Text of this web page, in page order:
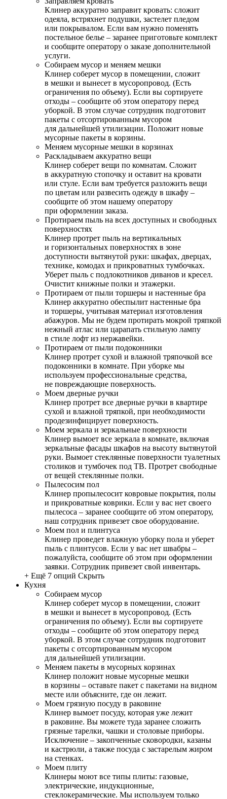
Клинер аккуратно заправит кровать: сложит
одеяла, встряхнет подушки, застелет пледом
или покрывалом. Если вам нужно поменять
постельное белье – заранее приготовьте комплект
и сообщите оператору о заказе дополнительной
услуги.
Собираем мусор и меняем мешки
Клинер соберет мусор в помещении, сложит
в мешки и вынесет в мусоропровод. (Есть
ограничения по объему). Если вы сортируете
отходы – сообщите об этом оператору перед
уборкой. В этом случае сотрудник подготовит
пакеты с отсортированным мусором
для дальнейшей утилизации. Положит новые
мусорные пакеты в корзины.
Меняем мусорные мешки в корзинах
Раскладываем аккуратно вещи
Клинер соберет вещи по комнатам. Сложит
в аккуратную стопочку и оставит на кровати
или стуле. Если вам требуется разложить вещи
по цветам или развесить одежду в шкафу –
сообщите об этом нашему оператору
при оформлении заказа.
Протираем пыль на всех доступных и свободных
поверхностях
Клинер протрет пыль на вертикальных
и горизонтальных поверхностях в зоне
доступности вытянутой руки: шкафах, дверцах,
технике, комодах и прикроватных тумбочках.
Уберет пыль с подлокотников диванов и кресел.
Очистит книжные полки и этажерки.
Протираем от пыли торшеры и настенные бра
Клинер аккуратно обеспылит настенные бра
и торшеры, учитывая материал изготовления
абажуров. Мы не будем протирать мокрой тряпкой
нежный атлас или царапать стильную лампу
в стиле лофт из нержавейки.
Протираем от пыли подоконники
Клинер протрет сухой и влажной тряпочкой все
подоконники в комнате. При уборке мы
используем профессиональные средства,
не повреждающие поверхность.
Моем дверные ручки
Клинер протрет все дверные ручки в квартире
сухой и влажной тряпкой, при необходимости
продезинфицирует поверхность.
Моем зеркала и зеркальные поверхности
Клинер вымоет все зеркала в комнате, включая
зеркальные фасады шкафов на высоту вытянутой
руки. Вымоет стеклянные поверхности туалетных
столиков и тумбочек под ТВ. Протрет свободные
от вещей стеклянные полки.
Пылесосим пол
Клинер пропылесосит ковровые покрытия, полы
и прикроватные коврики. Если у вас нет своего
пылесоса – заранее сообщите об этом оператору,
наш сотрудник привезет свое оборудование.
Моем пол и плинтуса
Клинер проведет влажную уборку пола и уберет
пыль с плинтусов. Если у вас нет швабры –
пожалуйста, сообщите об этом при оформлении
заявки. Сотрудник привезет свой инвентарь.
+ Ещё 7 опций Скрыть
Кухня
Собираем мусор
Клинер соберет мусор в помещении, сложит
в мешки и вынесет в мусоропровод. (Есть
ограничения по объему). Если вы сортируете
отходы – сообщите об этом оператору перед
уборкой. В этом случае сотрудник подготовит
пакеты с отсортированным мусором
для дальнейшей утилизации.
Меняем пакеты в мусорных корзинах
Клинер положит новые мусорные мешки
в корзины – оставьте пакет с пакетами на видном
месте или объясните, где он лежит.
Моем грязную посуду в раковине
Клинер вымоет посуду, которая уже лежит
в раковине. Вы можете туда заранее сложить
грязные тарелки, чашки и столовые приборы.
Исключение – закопченные сковородки, казаны
и кастрюли, а также посуда с застарелым жиром
на стенках.
Моем плиту
Клинеры моют все типы плиты: газовые,
электрические, индукционные,
стеклокерамические. Мы используем только